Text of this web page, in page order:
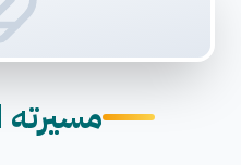
مسيرته